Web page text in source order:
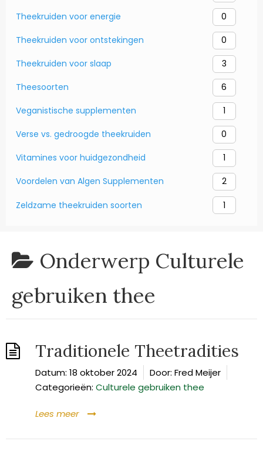
Theekruiden voor energie 0
Theekruiden voor ontstekingen 0
Theekruiden voor slaap 3
Theesoorten 6
Veganistische supplementen 1
Verse vs. gedroogde theekruiden 0
Vitamines voor huidgezondheid 1
Voordelen van Algen Supplementen 2
Zeldzame theekruiden soorten 1
Onderwerp Culturele
gebruiken thee
Traditionele Theetradities
Datum: 18 oktober 2024 Door: Fred Meijer
Categorieën: Culturele gebruiken thee
Lees meer